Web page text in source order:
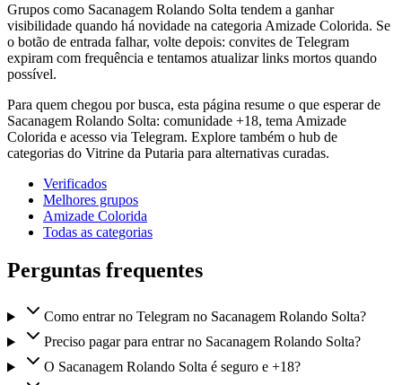
Grupos como Sacanagem Rolando Solta tendem a ganhar
visibilidade quando há novidade na categoria Amizade Colorida. Se
o botão de entrada falhar, volte depois: convites de Telegram
expiram com frequência e tentamos atualizar links mortos quando
possível.
Para quem chegou por busca, esta página resume o que esperar de
Sacanagem Rolando Solta: comunidade +18, tema Amizade
Colorida e acesso via Telegram. Explore também o hub de
categorias do Vitrine da Putaria para alternativas curadas.
Verificados
Melhores grupos
Amizade Colorida
Todas as categorias
Perguntas frequentes
Como entrar no Telegram no Sacanagem Rolando Solta?
Preciso pagar para entrar no Sacanagem Rolando Solta?
O Sacanagem Rolando Solta é seguro e +18?